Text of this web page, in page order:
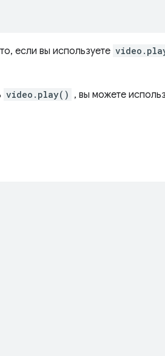
если вы используете
video.play() , вы можете